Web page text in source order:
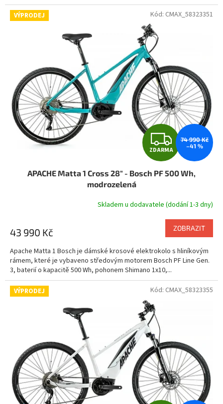
VÝPRODEJ
Z
D
A
R
M
A
ZDARMA
74 990 Kč
–41 %
APACHE Matta 1 Cross 28" - Bosch PF 500 Wh,
modrozelená
Skladem u dodavatele (dodání 1-3 dny)
43 990 Kč ZOBRAZIT
Apache Matta 1 Bosch je dámské krosové elektrokolo s hliníkovým
rámem, které je vybaveno středovým motorem Bosch PF Line Gen.
3, baterií o kapacitě 500 Wh, pohonem Shimano 1x10,...
Kód: CMAX_58323351
VÝPRODEJ Kód: CMAX_58323355